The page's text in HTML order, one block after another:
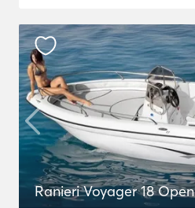
Ranieri Voyager 18 Open